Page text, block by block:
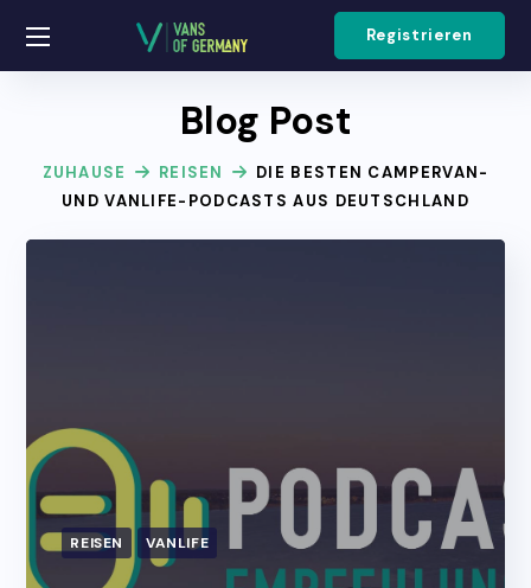
Registrieren
Blog Post
ZUHAUSE REISEN
DIE BESTEN CAMPERVAN-
UND VANLIFE-PODCASTS AUS DEUTSCHLAND
REISEN VANLIFE